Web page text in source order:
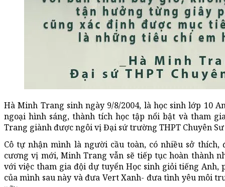
Hà Minh Trang sinh ngày 9/8/2004, là học sinh lớp 10
ngoại hình sáng, thành tích học tập nổi bật và tham
Trang giành được ngôi vị Đại sứ trường THPT Chuyên
Cô tự nhận mình là người cầu toàn, có nhiều sở thích,
cương vị mới, Minh Trang vẫn sẽ tiếp tục hoàn thành
với việc tham gia đội dự tuyển Học sinh giỏi tiếng Anh,
của mình sau này và đưa Vert Xanh- đưa tình yêu môi